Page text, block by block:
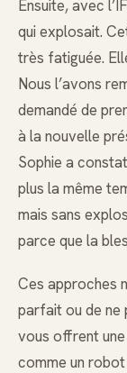
Ensuite, avec
qui explosait.
très fatiguée.
Nous l’avons
demandé de
à la nouvelle
Sophie a
plus la même
mais sans
parce que la
Ces approches
parfait ou de ne
vous offrent
comme un